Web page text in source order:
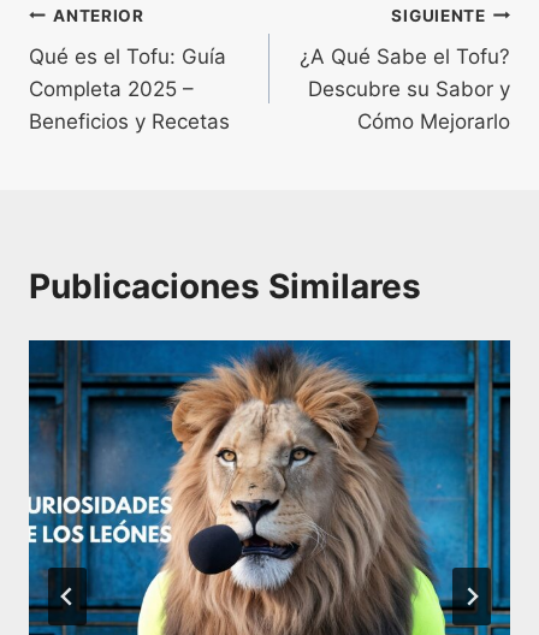
Navegación
de
entradas
ANTERIOR
Qué es el Tofu: Guía
Completa 2025 –
Beneficios y Recetas
SIGUIENTE
¿A Qué Sabe el Tofu?
Descubre su Sabor y
Cómo Mejorarlo
Publicaciones Similares